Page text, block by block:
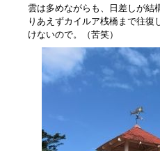
雲は多めながらも、日差しが結
りあえずカイルア桟橋まで往
けないので。（苦笑）